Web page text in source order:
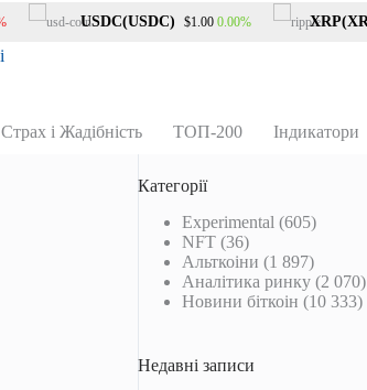
USDC(USDC) $1.00 0.00% XRP(XRP)
Страх і Жадібність ТОП-200 Індикатори
Категорії
Experimental (605)
NFT (36)
Альткоіни (1 897)
Аналітика ринку (2 070)
Новини біткоін (10 333)
Недавні записи